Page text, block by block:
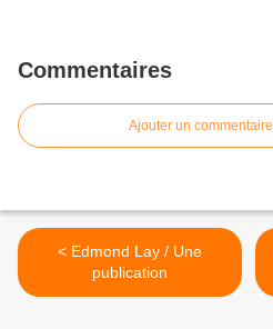
Commentaires
Ajouter un commentaire
< Edmond Lay / Une
publication